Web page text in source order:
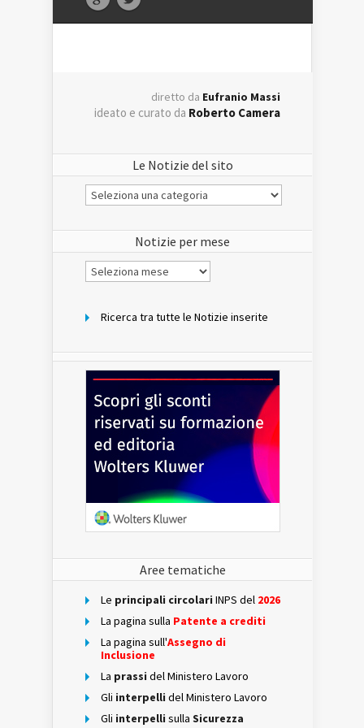
diretto da Eufranio Massi
ideato e curato da Roberto Camera
Le Notizie del sito
Le
Notizie
Notizie per mese
Notizie
per
Ricerca tra tutte le Notizie inserite
Aree tematiche
Le principali circolari INPS del 2026
La pagina sulla Patente a crediti
La pagina sull'Assegno di
Inclusione
La prassi del Ministero Lavoro
Gli interpelli del Ministero Lavoro
Gli interpelli sulla Sicurezza